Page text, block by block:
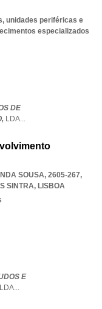
unidades periféricas e
especializados
DE
LDA...
SOUSA, 2605-267,
SINTRA, LISBOA
E
LDA...